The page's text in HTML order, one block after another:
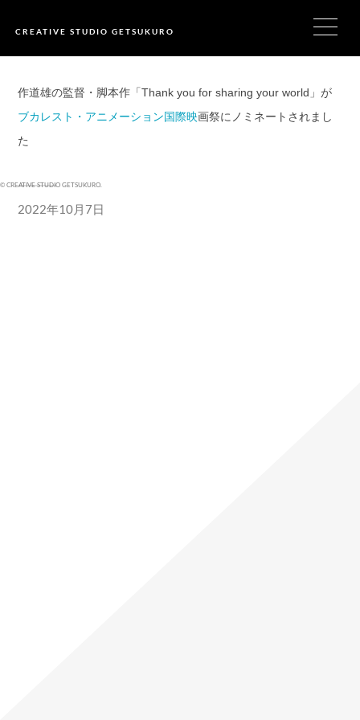
CREATIVE STUDIO GETSUKURO
作道雄の監督・脚本作「Thank you for sharing your world」が
ブカレスト・アニメーション国際映画祭にノミネートされまし
た
2022年10月7日
© CREATIVE STUDIO GETSUKURO.